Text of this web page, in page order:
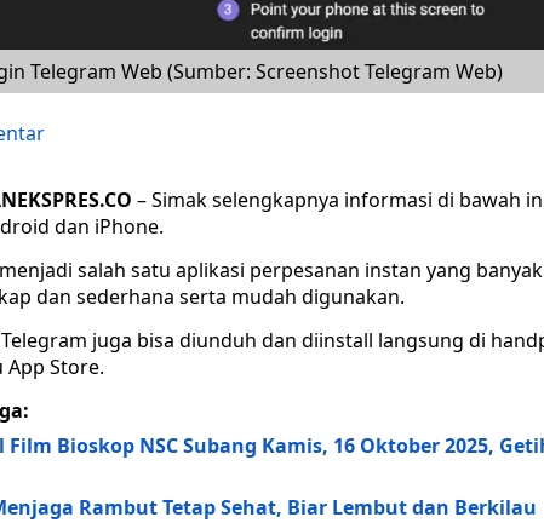
Telegram Web (Sumber: Screenshot Telegram Web)
– Simak selengkapnya informasi di bawah
dan iPhone.
salah satu aplikasi perpesanan instan yang
dan sederhana serta mudah digunakan.
juga bisa diunduh dan diinstall langsung di
App Store.
Film Bioskop NSC Subang Kamis, 16 Oktober 2025,
Rambut Tetap Sehat, Biar Lembut dan Berkilau